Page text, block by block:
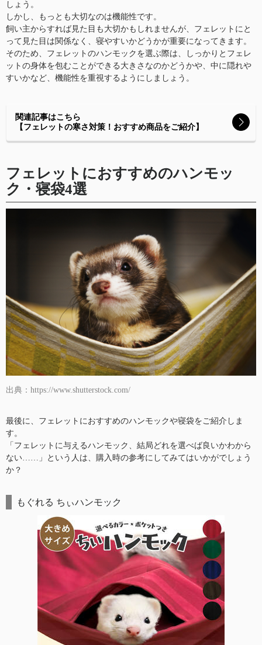
しょう。
しかし、もっとも大切なのは機能性です。
飼い主からすれば見た目も大切かもしれませんが、フェレットにと
って見た目は関係なく、寝やすいかどうかが重要になってきます。
そのため、フェレットのハンモックを選ぶ際は、しっかりとフェレ
ットの身体を包むことができる大きさなのかどうかや、中に隠れや
すいかなど、機能性を重視するようにしましょう。
関連記事はこちら
【フェレットの寒さ対策！おすすめ商品をご紹介】
フェレットにおすすめのハンモッ
ク・寝袋4選
出典：https://www.shutterstock.com/
最後に、フェレットにおすすめのハンモックや寝袋をご紹介しま
す。
「フェレットに与えるハンモック、結局どれを選べば良いかわから
ない……」という人は、購入時の参考にしてみてはいかがでしょう
か？
もぐれる ちぃハンモック